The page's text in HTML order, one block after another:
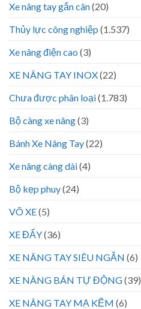
Xe nâng tay gắn cân(20)
Thủy lực công nghiệp (1.537)
Xe nâng điện cao (3)
XE NÂNG TAY INOX(22)
Chưa được phân loại(1.783)
Bộ càng xe nâng(3)
Bánh Xe Nâng Tay(22)
Xe nâng càng dài(4)
Bộ kẹp phuy(24)
VÕ XE(5)
XE ĐẨY(36)
XE NÂNG TAY SIÊU NGẮN (6)
XE NÂNG BÁN TỰ ĐỘNG(39)
XE NÂNG TAY MẠ KẼM (6)